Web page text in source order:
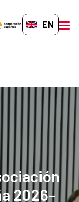
EN-GB
2026–